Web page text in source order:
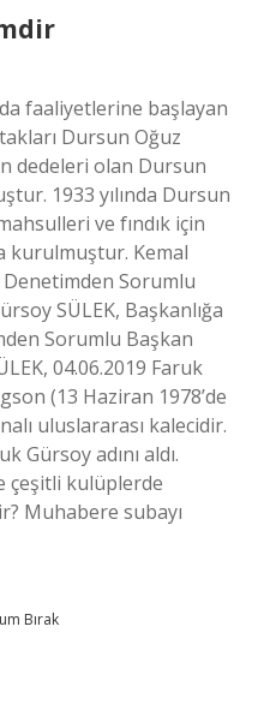
faaliyetlerine başlayan
Dursun Oğuz
dedeleri olan Dursun
1933 yılında Dursun
ve fındık için
kurulmuştur. Kemal
Sorumlu
SÜLEK, Başkanlığa
Sorumlu Başkan
04.06.2019 Faruk
(13 Haziran 1978’de
uluslararası kalecidir.
Gürsoy adını aldı.
çeşitli kulüplerde
Muhabere subayı
Bırak